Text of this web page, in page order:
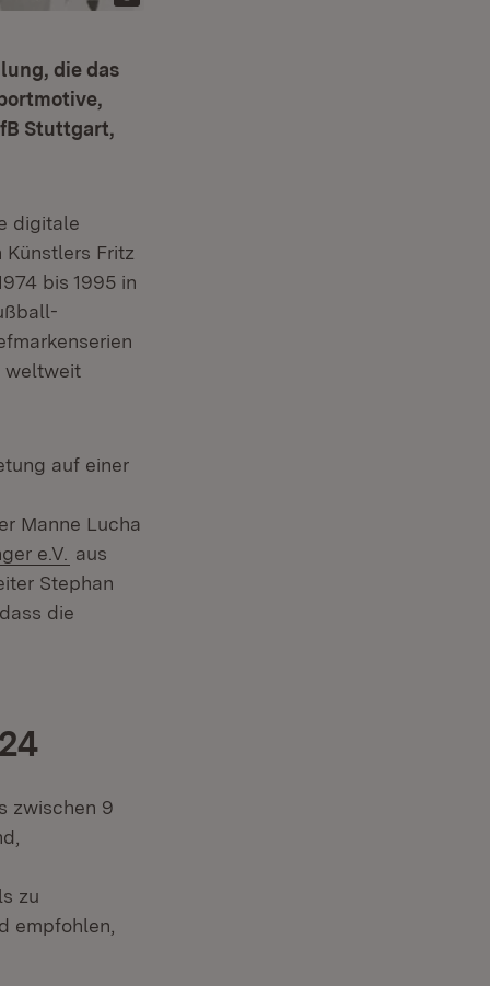
die das
Stuttgart,
digitale
Fritz
bis 1995 in
weltweit
auf einer
Manne Lucha
e.V. (Öffnet in neuem Fenster)
aus
Stephan
die
zwischen 9
zu
empfohlen,